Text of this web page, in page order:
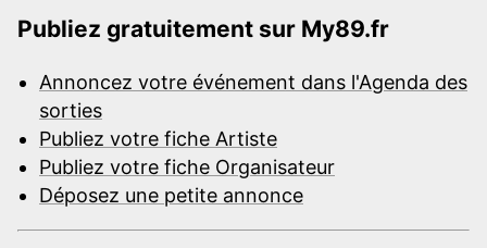
Publiez gratuitement sur My89.fr
Annoncez votre événement dans l'Agenda des
sorties
Publiez votre fiche Artiste
Publiez votre fiche Organisateur
Déposez une petite annonce